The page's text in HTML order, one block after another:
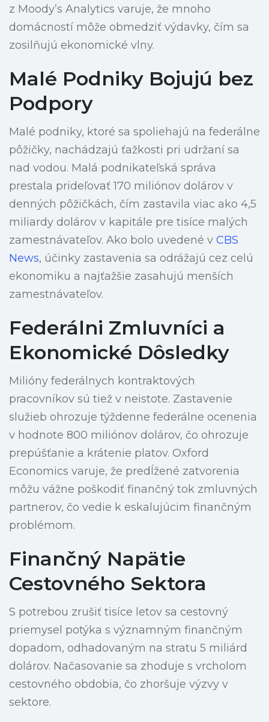
z Moody’s Analytics varuje, že mnoho
domácností môže obmedziť výdavky, čím sa
zosilňujú ekonomické vlny.
Malé Podniky Bojujú bez
Podpory
Malé podniky, ktoré sa spoliehajú na federálne
pôžičky, nachádzajú ťažkosti pri udržaní sa
nad vodou. Malá podnikateľská správa
prestala prideľovať 170 miliónov dolárov v
denných pôžičkách, čím zastavila viac ako 4,5
miliardy dolárov v kapitále pre tisíce malých
zamestnávateľov. Ako bolo uvedené v CBS
News, účinky zastavenia sa odrážajú cez celú
ekonomiku a najťažšie zasahujú menších
zamestnávateľov.
Federálni Zmluvníci a
Ekonomické Dôsledky
Milióny federálnych kontraktových
pracovníkov sú tiež v neistote. Zastavenie
služieb ohrozuje týždenne federálne ocenenia
v hodnote 800 miliónov dolárov, čo ohrozuje
prepúšťanie a krátenie platov. Oxford
Economics varuje, že predĺžené zatvorenia
môžu vážne poškodiť finančný tok zmluvných
partnerov, čo vedie k eskalujúcim finančným
problémom.
Finančný Napätie
Cestovného Sektora
S potrebou zrušiť tisíce letov sa cestovný
priemysel potýka s významným finančným
dopadom, odhadovaným na stratu 5 miliárd
dolárov. Načasovanie sa zhoduje s vrcholom
cestovného obdobia, čo zhoršuje výzvy v
sektore.